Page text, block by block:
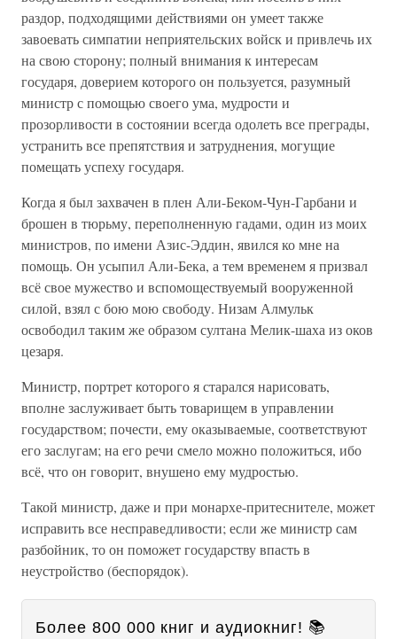
раздор, подходящими действиями он умеет также
завоевать симпатии неприятельских войск и привлечь их
на свою сторону; полный внимания к интересам
государя, доверием которого он пользуется, разумный
министр с помощью своего ума, мудрости и
прозорливости в состоянии всегда одолеть все преграды,
устранить все препятствия и затруднения, могущие
помещать успеху государя.
Когда я был захвачен в плен Али-Беком-Чун-Гарбани и
брошен в тюрьму, переполненную гадами, один из моих
министров, по имени Азис-Эддин, явился ко мне на
помощь. Он усыпил Али-Бека, а тем временем я призвал
всё свое мужество и вспомоществуемый вооруженной
силой, взял с бою мою свободу. Низам Алмульк
освободил таким же образом султана Мелик-шаха из оков
цезаря.
Министр, портрет которого я старался нарисовать,
вполне заслуживает быть товарищем в управлении
государством; почести, ему оказываемые, соответствуют
его заслугам; на его речи смело можно положиться, ибо
всё, что он говорит, внушено ему мудростью.
Такой министр, даже и при монархе-притеснителе, может
исправить все несправедливости; если же министр сам
разбойник, то он поможет государству впасть в
неустройство (беспорядок).
Более 800 000 книг и аудиокниг! 📚